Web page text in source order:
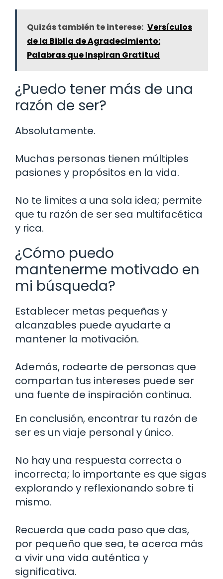
Quizás también te interese: Versículos
de la Biblia de Agradecimiento:
Palabras que Inspiran Gratitud
¿Puedo tener más de una
razón de ser?
Absolutamente.
Muchas personas tienen múltiples
pasiones y propósitos en la vida.
No te limites a una sola idea; permite
que tu razón de ser sea multifacética
y rica.
¿Cómo puedo
mantenerme motivado en
mi búsqueda?
Establecer metas pequeñas y
alcanzables puede ayudarte a
mantener la motivación.
Además, rodearte de personas que
compartan tus intereses puede ser
una fuente de inspiración continua.
En conclusión, encontrar tu razón de
ser es un viaje personal y único.
No hay una respuesta correcta o
incorrecta; lo importante es que sigas
explorando y reflexionando sobre ti
mismo.
Recuerda que cada paso que das,
por pequeño que sea, te acerca más
a vivir una vida auténtica y
significativa.